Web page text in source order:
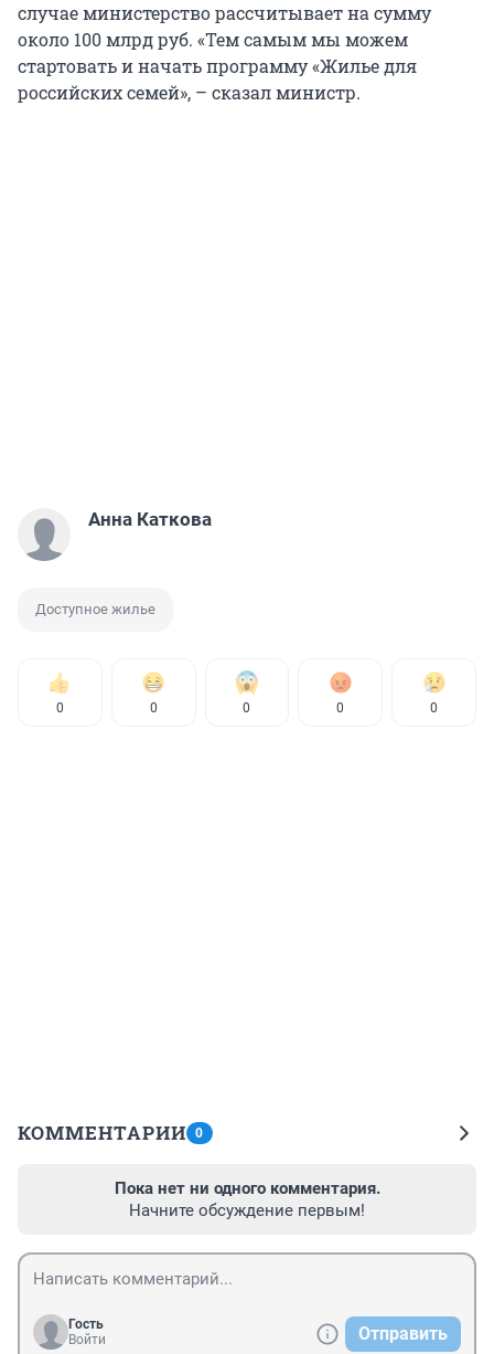
случае министерство рассчитывает на сумму
около 100 млрд руб. «Тем самым мы можем
стартовать и начать программу «Жилье для
российских семей», – сказал министр.
Анна Каткова
Доступное жилье
0 0 0 0 0
КОММЕНТАРИИ 0
Пока нет ни одного комментария.
Начните обсуждение первым!
Гость
Войти
Отправить